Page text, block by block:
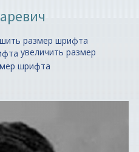
размер шрифта
увеличить размер